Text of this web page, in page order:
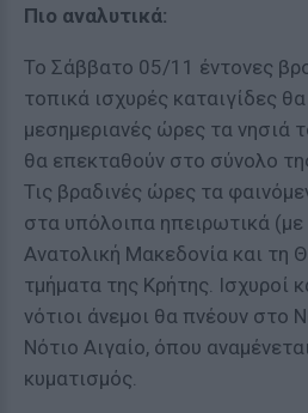
Πιο αναλυτικά:
Το Σάββατο 05/11 έντονες
τοπικά ισχυρές καταιγίδες
μεσημεριανές ώρες τα νησιά
θα επεκταθούν στο σύνολο
Τις βραδινές ώρες τα
στα υπόλοιπα ηπειρωτικά (με
Ανατολική Μακεδονία και τη
τμήματα της Κρήτης. Ισχυροί
νότιοι άνεμοι θα πνέουν στο
Νότιο Αιγαίο, όπου
κυματισμός.